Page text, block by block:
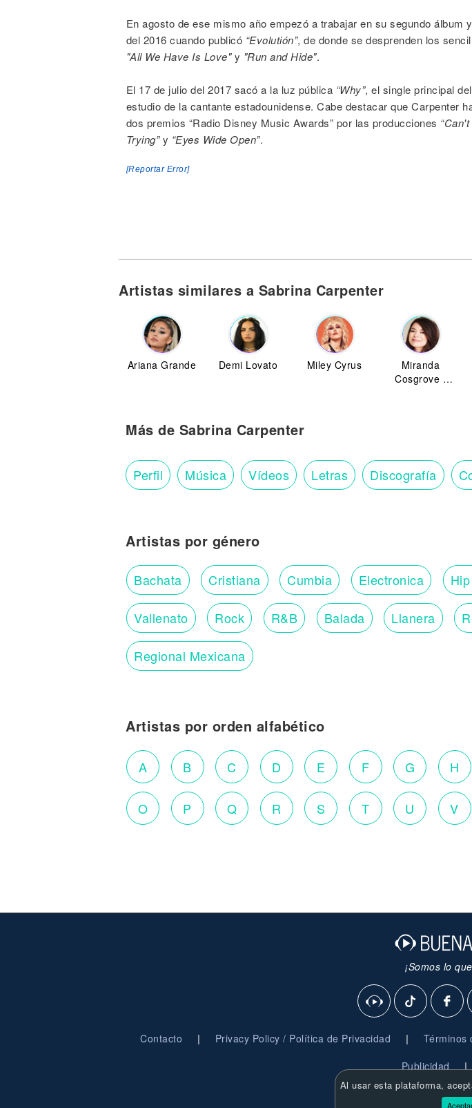
En agosto de ese mismo año empezó a trabajar en su segundo álbum
del 2016 cuando publicó “Evolutión”, de donde se desprenden los
"All We Have Is Love"y "Run and Hide".
El 17 de julio del 2017 sacó a la luz pública “Why”, el single principal
estudio de la cantante estadounidense. Cabe destacar que Carpenter
dos premios “Radio Disney Music Awards” por las producciones
Trying”y “Eyes Wide Open”.
[Reportar Error]
Artistas similares a Sabrina Carpenter
Ariana Grande Demi Lovato Miley Cyrus
Miranda
Cosgrove -
Más de Sabrina Carpenter
Perfil Música Vídeos Letras Discografía
Artistas por género
Bachata Cristiana Cumbia Electronica
Vallenato Rock R&B Balada Llanera
Regional Mexicana
Artistas por orden alfabético
A B C D E F G H
O P Q R S T U V
¡Somos lo
Contacto | Privacy Policy / Política de Privacidad | Términos
Publicidad |
© 2026 BuenaMusica.com
Al usar esta plataforma,